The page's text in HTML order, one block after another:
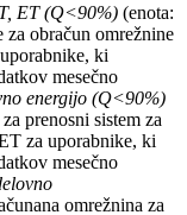
ET (Q<90%) (enota:
obračun omrežnine
ki
mesečno
energijo (Q<90%)
prenosni sistem za
za uporabnike, ki
mesečno
omrežnina za